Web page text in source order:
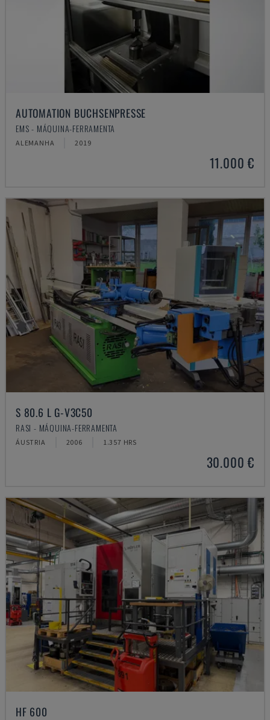
AUTOMATION BUCHSENPRESSE
EMS - MÁQUINA-FERRAMENTA
ALEMANHA 2019
11.000 €
S 80.6 L G-V3C50
RASI - MÁQUINA-FERRAMENTA
ÁUSTRIA 2006 1.357 HRS
30.000 €
HF 600